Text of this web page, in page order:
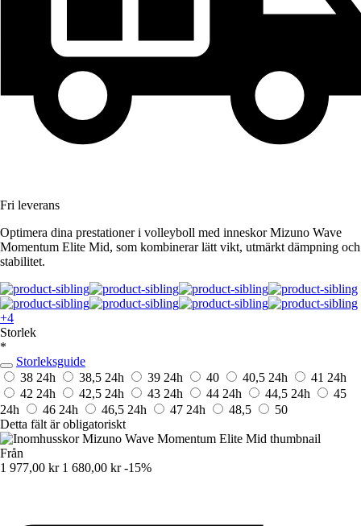
Fri leverans
Optimera dina prestationer i volleyboll med inneskor Mizuno Wave
Momentum Elite Mid, som kombinerar lätt vikt, utmärkt dämpning och
stabilitet.
+4
Storlek
*
Storleksguide
38 24h 38,5 24h 39 24h 40 40,5 24h 41 24h
42 24h 42,5 24h 43 24h 44 24h 44,5 24h
45
24h
46 24h 46,5 24h 47 24h 48,5
50
Detta fält är obligatoriskt
Från
1 977,00 kr 1 680,00 kr -15%